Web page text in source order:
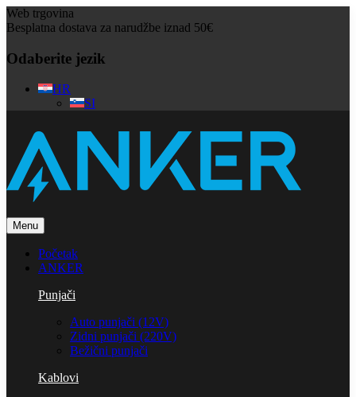
Web trgovina
Besplatna dostava za narudžbe iznad 50€
Odaberite jezik
HR
SI
Menu
Početak
ANKER
Punjači
Auto punjači (12V)
Zidni punjači (220V)
Bežični punjači
Kablovi